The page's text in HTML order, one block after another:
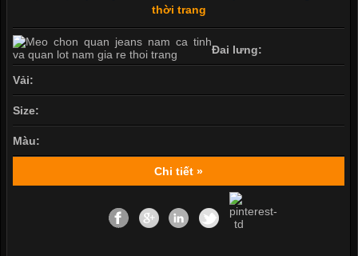
thời trang
Đai lưng:
Vải:
Size:
Màu:
Chi tiết »